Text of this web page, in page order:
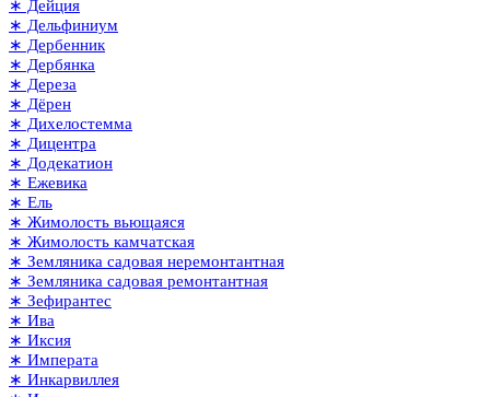
∗ Дейция
∗ Дельфиниум
∗ Дербенник
∗ Дербянка
∗ Дереза
∗ Дёрен
∗ Дихелостемма
∗ Дицентра
∗ Додекатион
∗ Ежевика
∗ Ель
∗ Жимолость вьющаяся
∗ Жимолость камчатская
∗ Земляника садовая неремонтантная
∗ Земляника садовая ремонтантная
∗ Зефирантес
∗ Ива
∗ Иксия
∗ Императа
∗ Инкарвиллея